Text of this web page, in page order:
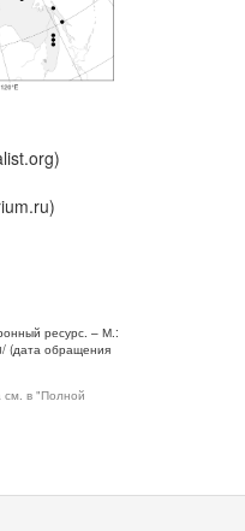
ресурс. – М.:
(дата обращения
см. в "Полной